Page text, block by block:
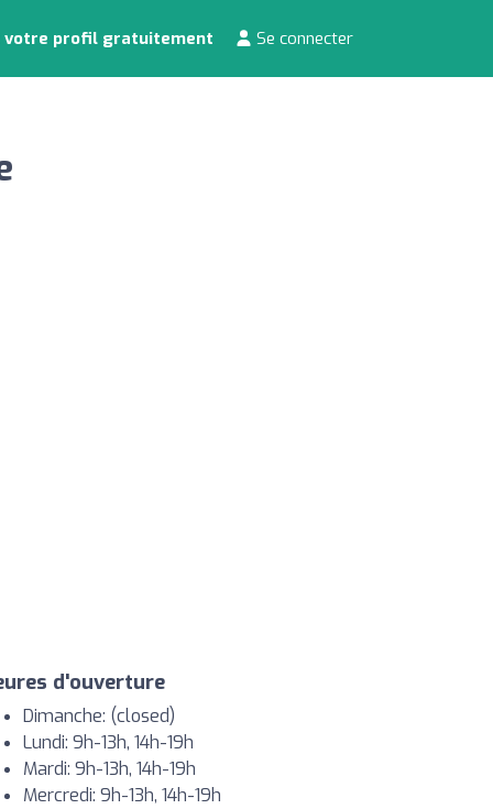
votre profil gratuitement Se connecter
d'ouverture
Dimanche: (closed)
Lundi: 9h-13h, 14h-19h
Mardi: 9h-13h, 14h-19h
Mercredi: 9h-13h, 14h-19h